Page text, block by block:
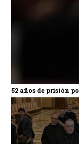
52 años de prisión